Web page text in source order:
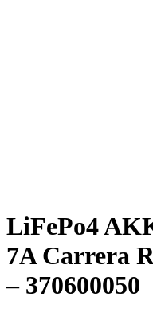
LiFePo4
7A Carrera
– 370600050